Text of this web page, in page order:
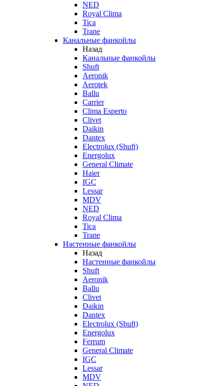
NED
Royal Clima
Tica
Trane
Канальные фанкойлы
Назад
Канальные фанкойлы
Shuft
Aeronik
Aerotek
Ballu
Carrier
Clima Esperto
Clivet
Daikin
Dantex
Electrolux (Shuft)
Energolux
General Climate
Haier
IGC
Lessar
MDV
NED
Royal Clima
Tica
Trane
Настенные фанкойлы
Назад
Настенные фанкойлы
Shuft
Aeronik
Ballu
Clivet
Daikin
Dantex
Electrolux (Shuft)
Energolux
Ferrum
General Climate
IGC
Lessar
MDV